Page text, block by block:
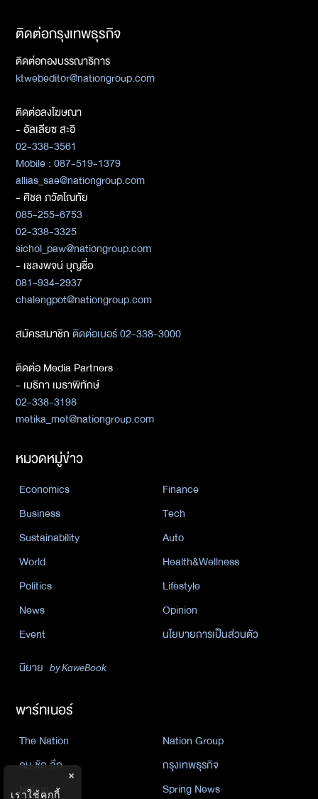
ติดต่อกรุงเทพธุรกิจ
ติดต่อกองบรรณาธิการ
ktwebeditor@nationgroup.com
ติดต่อลงโฆษณา
- อัลเลียซ สะอิ
02-338-3561
Mobile : 087-519-1379
allias_sae@nationgroup.com
- ศิชล ภวัตโณทัย
085-255-6753
02-338-3325
sichol_paw@nationgroup.com
- เชลงพจน์ บุญซื่อ
081-934-2937
chalengpot@nationgroup.com
สมัครสมาชิกติดต่อเบอร์ 02-338-3000
ติดต่อ Media Partners
- เมธิกา เมธาพิทักษ์
02-338-3198
metika_met@nationgroup.com
หมวดหมู่ข่าว
Economics
Finance
Business
Tech
Sustainability
Auto
World
Health&Wellness
Politics
Lifestyle
News
Opinion
Event
นโยบายการเป็นส่วนตัว
นิยาย by KaweBook
พาร์ทเนอร์
The Nation
Nation Group
คม ชัด ลึก
กรุงเทพธุรกิจ
Nation
Spring News
×
เราใช้คุกกี้